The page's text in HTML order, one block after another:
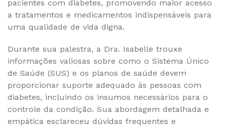
pacientes com diabetes, promovendo maior acesso
a tratamentos e medicamentos indispensáveis para
uma qualidade de vida digna.
Durante sua palestra, a Dra. Isabelle trouxe
informações valiosas sobre como o Sistema Único
de Saúde (SUS) e os planos de saúde devem
proporcionar suporte adequado às pessoas com
diabetes, incluindo os insumos necessários para o
controle da condição. Sua abordagem detalhada e
empática esclareceu dúvidas frequentes e